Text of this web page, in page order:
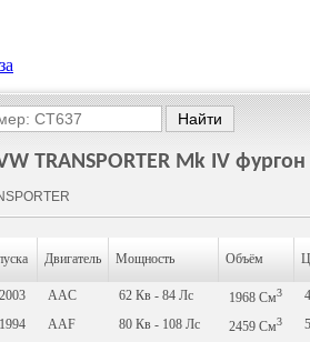
TRANSPORTER Mk IV
Двигатель Мощность Объём
AAC 62 Кв - 84 Лс 1968 См3
4
AAF 80 Кв - 108 Лс 2459 См3
5